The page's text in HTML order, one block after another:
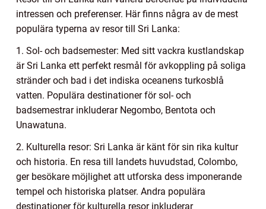
intressen och preferenser. Här finns några av de mest
populära typerna av resor till Sri Lanka:
1. Sol- och badsemester: Med sitt vackra kustlandskap
är Sri Lanka ett perfekt resmål för avkoppling på soliga
stränder och bad i det indiska oceanens turkosblå
vatten. Populära destinationer för sol- och
badsemestrar inkluderar Negombo, Bentota och
Unawatuna.
2. Kulturella resor: Sri Lanka är känt för sin rika kultur
och historia. En resa till landets huvudstad, Colombo,
ger besökare möjlighet att utforska dess imponerande
tempel och historiska platser. Andra populära
destinationer för kulturella resor inkluderar